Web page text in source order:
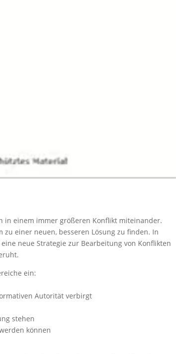
in einem immer größeren Konflikt miteinander.
einer neuen, besseren Lösung zu finden. In
neue Strategie zur Bearbeitung von Konflikten
ein:
Autorität verbirgt
stehen
können